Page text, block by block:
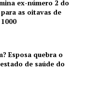
ex-número 2 do
as oitavas de
Esposa quebra o
de saúde do